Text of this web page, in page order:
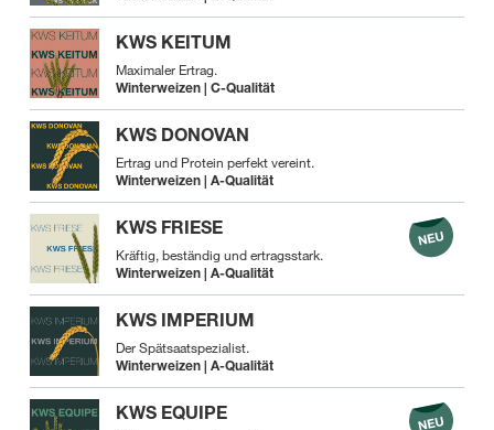
KWS KEITUM
Maximaler Ertrag.
Winterweizen | C-Qualität
KWS DONOVAN
Ertrag und Protein perfekt vereint.
Winterweizen | A-Qualität
KWS FRIESE
Kräftig, beständig und ertragsstark.
Winterweizen | A-Qualität
KWS IMPERIUM
Der Spätsaatspezialist.
Winterweizen | A-Qualität
KWS EQUIPE